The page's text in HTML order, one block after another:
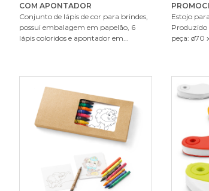
COM APONTADOR
Conjunto de lápis de cor para brindes,
possui embalagem em papelão, 6
lápis coloridos e apontador em...
Estojo
Produzido
peça: ø70